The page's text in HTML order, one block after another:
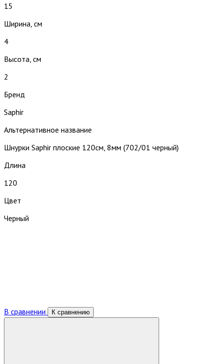
15
Ширина, см
4
Высота, см
2
Бренд
Saphir
Альтернативное название
Шнурки Saphir плоские 120см, 8мм (702/01 черный)
Длина
120
Цвет
Черный
В сравнении К сравнению